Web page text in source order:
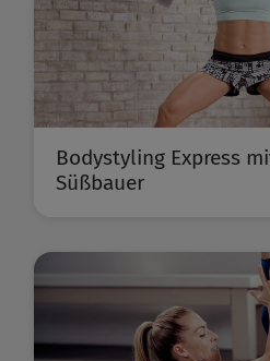
Bodystyling Express
Süßbauer